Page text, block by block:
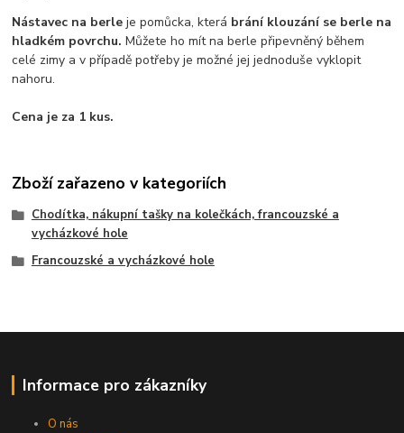
Nástavec na berle je pomůcka, která brání klouzání se berle na
hladkém povrchu. Můžete ho mít na berle připevněný během
celé zimy a v případě potřeby je možné jej jednoduše vyklopit
nahoru.
Cena je za 1 kus.
Zboží zařazeno v kategoriích
Chodítka, nákupní tašky na kolečkách, francouzské a
vycházkové hole
Francouzské a vycházkové hole
Informace pro zákazníky
O nás